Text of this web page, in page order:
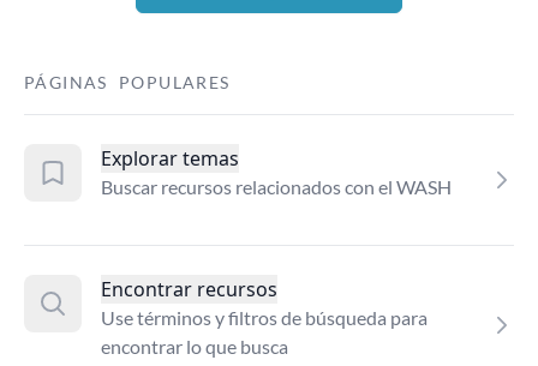
PÁGINAS POPULARES
Explorar temas
Buscar recursos relacionados con el WASH
Encontrar recursos
Use términos y filtros de búsqueda para
encontrar lo que busca